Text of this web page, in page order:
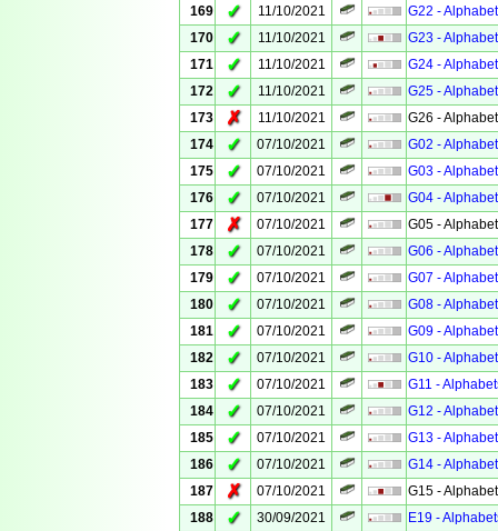
169
✓ 11/10/2021
G22 -
170
✓ 11/10/2021
G23 -
171
✓ 11/10/2021
G24 -
172
✓ 11/10/2021
G25 -
173
✗ 11/10/2021
G26 -
174
✓ 07/10/2021
G02 -
175
✓ 07/10/2021
G03 -
176
✓ 07/10/2021
G04 -
177
✗ 07/10/2021
G05 -
178
✓ 07/10/2021
G06 -
179
✓ 07/10/2021
G07 -
180
✓ 07/10/2021
G08 -
181
✓ 07/10/2021
G09 -
182
✓ 07/10/2021
G10 -
183
✓ 07/10/2021
G11 -
184
✓ 07/10/2021
G12 -
185
✓ 07/10/2021
G13 -
186
✓ 07/10/2021
G14 -
187
✗ 07/10/2021
G15 -
188
✓ 30/09/2021
E19 -